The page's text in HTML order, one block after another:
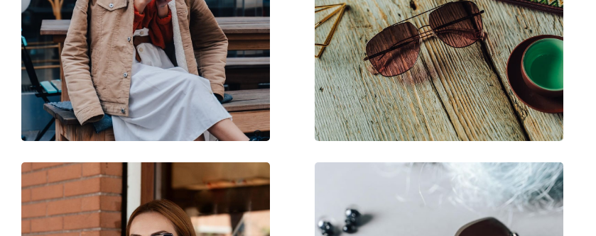
Κατηγορία:
Γυαλιά Ηλίου Επώνυμες Μάρκες
Μάρκα:
Hugo
Χρήση:
Μόδα
Κωδικός Προϊόντος / Μοντέλο:
HG 1218/S 086 IR 56